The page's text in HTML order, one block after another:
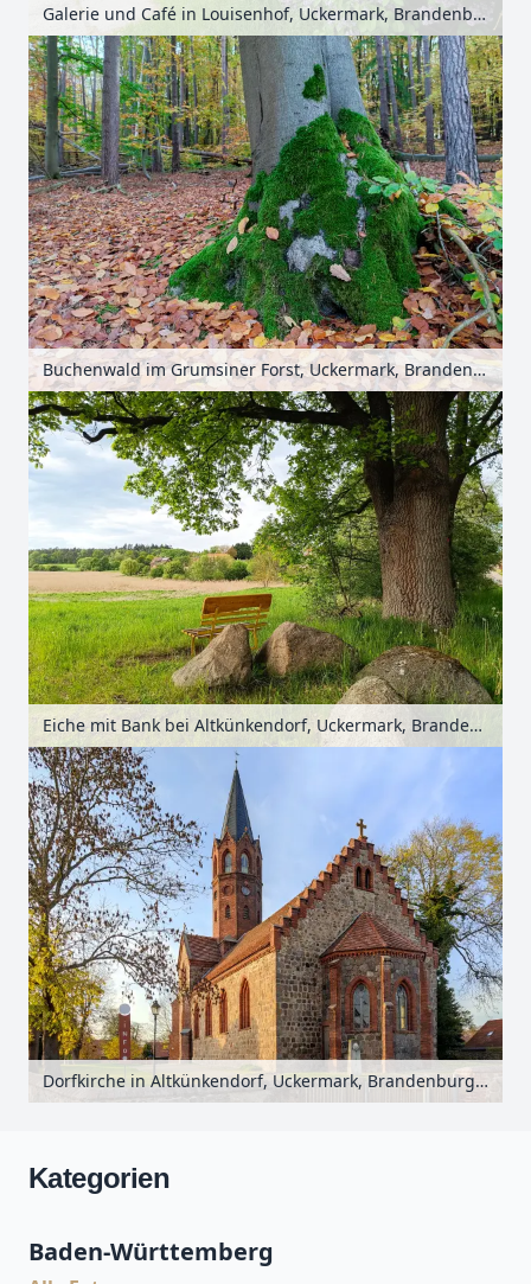
Galerie und Café in Louisenhof, Uckermark, Brandenburg, Deutschland
Buchenwald im Grumsiner Forst, Uckermark, Brandenburg, Deutschland
Eiche mit Bank bei Altkünkendorf, Uckermark, Brandenburg, Deutschland
Dorfkirche in Altkünkendorf, Uckermark, Brandenburg, Deutschland
Kategorien
Baden-Württemberg